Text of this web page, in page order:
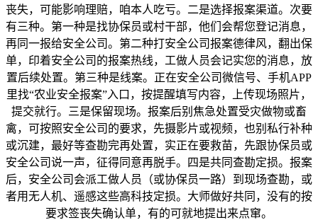
丧失，可能影响理赔，咱本人吃亏。二是选择报案渠道。次要
有三种。第一种是找协保员或村干部，他们会帮您登记消息，
再同一报给安全公司。第二种打安全公司报案德律风，翻出保
单，印着安全公司的报案热线，工做人员会记实您的消息，放
置后续处置。第三种是线案。正在安全公司微信号、手机APP
里找“农业安全报案”入口，按提醒填写内容，上传现场照片，
提交就行。三是保留现场。报案后别焦急处置受灾做物或畜
禽，可按照安全公司的要求，先摄影片或视频，也别私行补种
或沉建，最好等查勘完再处置，实正在要救苗，先跟协保员或
安全公司说一声，征得同意再脱手。四是共同查勘定损。报案
后，安全公司会派工做人员（或协保员一路）到现场查勘，或
者用无人机、遥感这些高科技定损。大师做好共同，没有的按
要求签丧失确认单，有的可就地提出来点窜。